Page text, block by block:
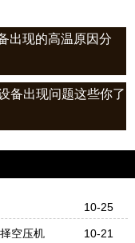
出现的高温原因分
备出现问题这些你了
10-25
空压机 10-21